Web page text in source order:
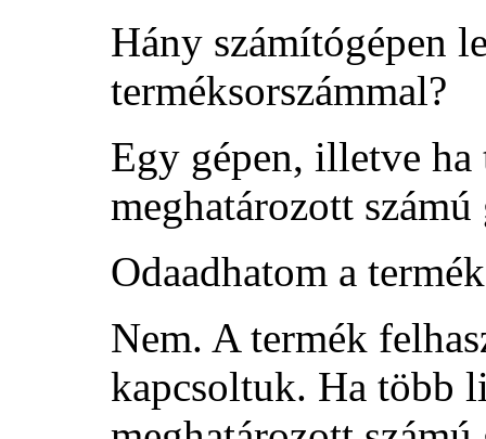
Hány számítógépen
terméksorszámmal?
Egy gépen, illetve
meghatározott számú
Odaadhatom a
Nem. A termék
kapcsoltuk. Ha több